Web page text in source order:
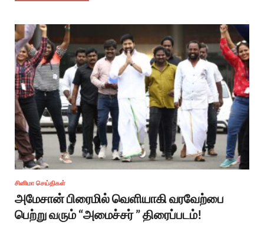
சினிமா செய்திகள்
அமேசான் பிரைமில் வெளியாகி வரவேற்பை
பெற்று வரும் “அமைச்சர் ” திரைப்படம்!